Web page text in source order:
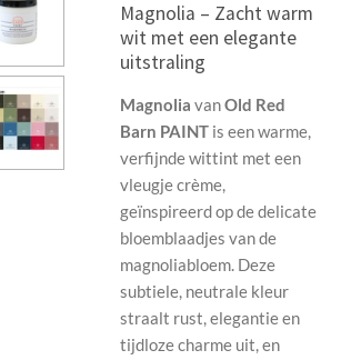
Magnolia – Zacht warm
wit met een elegante
uitstraling
Magnolia vanOld Red
Barn PAINT is een warme,
verfijnde wittint met een
vleugje crème,
geïnspireerd op de delicate
bloemblaadjes van de
magnoliabloem. Deze
subtiele, neutrale kleur
straalt rust, elegantie en
tijdloze charme uit, en